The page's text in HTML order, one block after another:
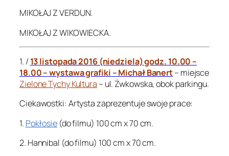
MIKOŁAJ Z VERDUN.
MIKOŁAJ Z WIKOWIECKA.
1. / 13 listopada 2016 (niedziela) godz. 10.00 –
18.00 – wystawa grafiki – Michał Banert– miejsce
Zielone Tychy Kultura – ul. Żwkowska, obok parkingu.
Ciekawostki: Artysta zaprezentuje swoje prace:
1. Pokłosie(do filmu) 100 cm x 70 cm.
2. Hannibal (do filmu) 100 cm x 70 cm.